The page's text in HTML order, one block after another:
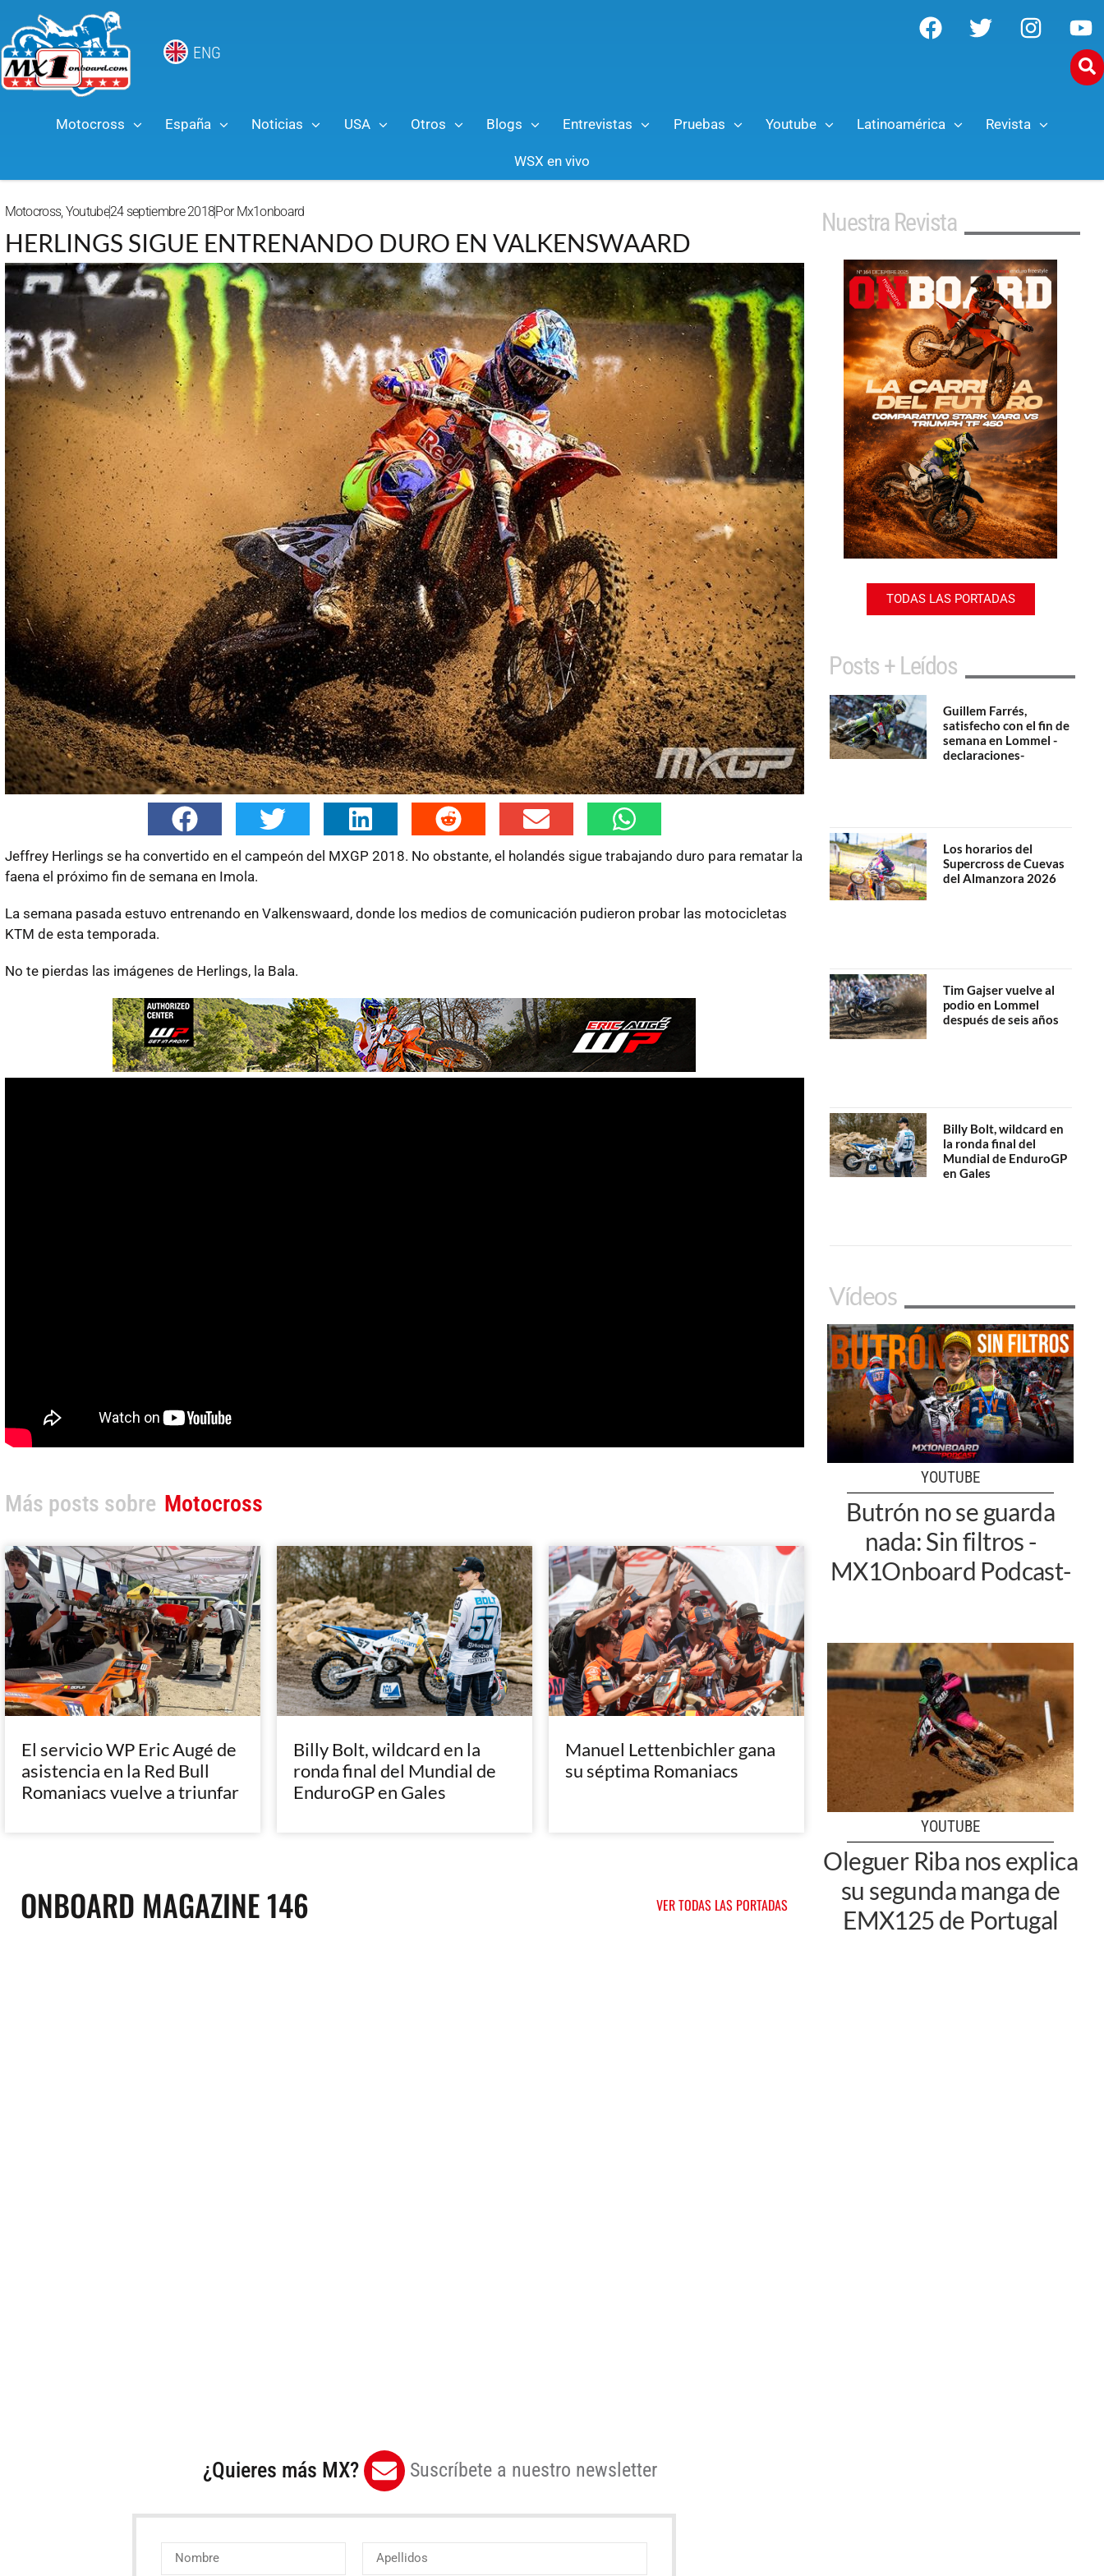
ENG
Motocross España Noticias USA Otros Blogs Entrevistas Pruebas Youtube Latinoamérica Revista
WSX en vivo
Motocross, Youtube24 septiembre 2018PorMx1onboard
HERLINGS SIGUE ENTRENANDO DURO EN VALKENSWAARD
Jeffrey Herlings se ha convertido en el campeón del MXGP 2018. No obstante, el holandés sigue trabajando duro para rematar la
faena el próximo fin de semana en Imola.
La semana pasada estuvo entrenando en Valkenswaard, donde los medios de comunicación pudieron probar las motocicletas
KTM de esta temporada.
No te pierdas las imágenes de Herlings, la Bala.
Más posts sobre Motocross
El servicio WP Eric Augé de
asistencia en la Red Bull
Romaniacs vuelve a triunfar
Billy Bolt, wildcard en la
ronda final del Mundial de
EnduroGP en Gales
Manuel Lettenbichler gana
su séptima Romaniacs
ONBOARD MAGAZINE 146 VER TODAS LAS PORTADAS
¿Quieres más MX? Suscríbete a nuestro newsletter
Nuestra Revista
TODAS LAS PORTADAS
Posts + Leídos
Guillem Farrés,
satisfecho con el fin de
semana en Lommel -
declaraciones-
Los horarios del
Supercross de Cuevas
del Almanzora 2026
Tim Gajser vuelve al
podio en Lommel
después de seis años
Billy Bolt, wildcard en
la ronda final del
Mundial de EnduroGP
en Gales
Vídeos
YOUTUBE
Butrón no se guarda
nada: Sin filtros -
MX1Onboard Podcast-
YOUTUBE
Oleguer Riba nos explica
su segunda manga de
EMX125 de Portugal